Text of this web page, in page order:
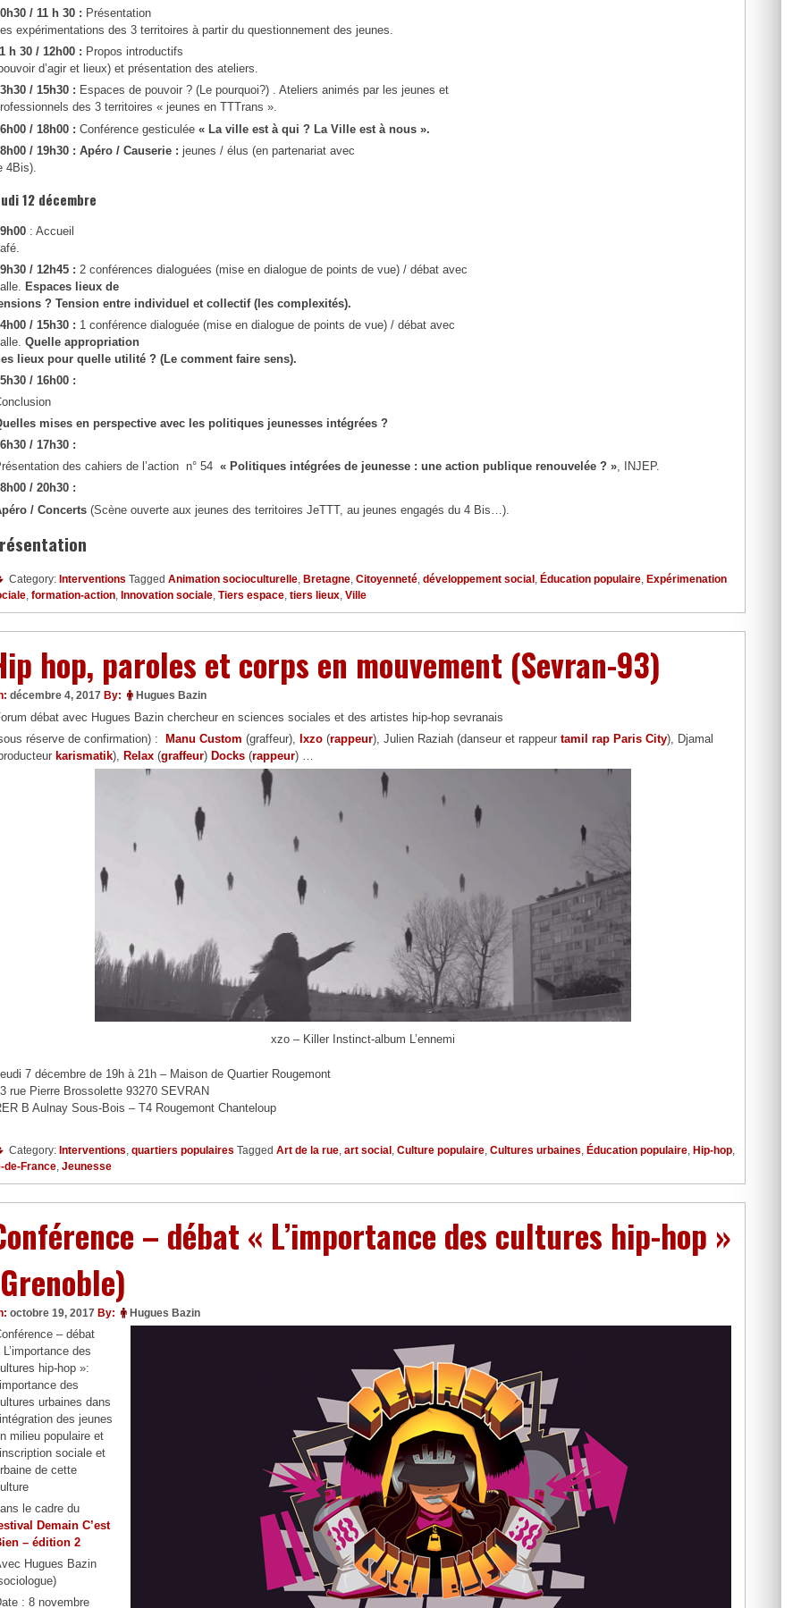
/ 11 h 30 : Présentation
expérimentations des 3 territoires à partir du questionnement des jeunes.
h 30 / 12h00 : Propos introductifs
d’agir et lieux) et présentation des ateliers.
/ 15h30 : Espaces de pouvoir ? (Le pourquoi?) . Ateliers animés par les jeunes et
des 3 territoires « jeunes en TTTrans ».
/ 18h00 : Conférence gesticulée« La ville est à qui ? La Ville est à nous ».
/ 19h30 : Apéro / Causerie :jeunes / élus (en partenariat avec
4Bis).
12 décembre
: Accueil
/ 12h45 : 2 conférences dialoguées (mise en dialogue de points de vue) / débat avec
Espaces lieux de
? Tension entre individuel et collectif (les complexités).
/ 15h30 : 1 conférence dialoguée (mise en dialogue de points de vue) / débat avec
Quelle appropriation
lieux pour quelle utilité ? (Le comment faire sens).
/ 16h00 :
mises en perspective avec les politiques jeunesses intégrées ?
/ 17h30 :
des cahiers de l’action n° 54« Politiques intégrées de jeunesse : une action publique renouvelée ? », INJEP.
/ 20h30 :
/ Concerts(Scène ouverte aux jeunes des territoires JeTTT, au jeunes engagés du 4 Bis…).
Category: Interventions Tagged Animation socioculturelle, Bretagne, Citoyenneté, développement social , Éducation populaire, Expérimenation
, formation-action, Innovation sociale, Tiers espace, tiers lieux, Ville
hop, paroles et corps en mouvement (Sevran-93)
décembre 4, 2017 By: Hugues Bazin
débat avec Hugues Bazin chercheur en sciences sociales et des artistes hip-hop sevranais
réserve de confirmation) :Manu Custom (graffeur),Ixzo (rappeur), Julien Raziah (danseur et rappeurtamil rap Paris City), Djamal
karismatik),Relax (graffeur)Docks(rappeur) …
xzo – Killer Instinct-album L’ennemi
7 décembre de 19h à 21h – Maison de Quartier Rougemont
rue Pierre Brossolette 93270 SEVRAN
B Aulnay Sous-Bois – T4 Rougemont Chanteloup
Category: Interventions quartiers populaires Tagged Art de la rue art social Culture populaire Cultures urbaines Éducation populaire Hip-hop
de-France Jeunesse
– débat « L’importance des cultures hip-hop »
octobre 19, 2017 By: Hugues Bazin
– débat
L’importance des
hip-hop »:
des
urbaines dans
des jeunes
milieu populaire et
sociale et
de cette
le cadre du
Demain C’est
– édition 2
Hugues Bazin
: 8 novembre